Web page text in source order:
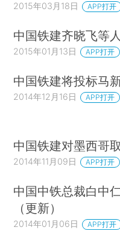
2015年03月18日 APP打开
中国铁建齐晓飞等
2015年01月13日 APP打开
中国铁建将投标马
2014年12月16日 APP打开
中国铁建对墨西哥
2014年11月09日 APP打开
中国中铁总裁白中
（更新）
2014年01月06日 APP打开